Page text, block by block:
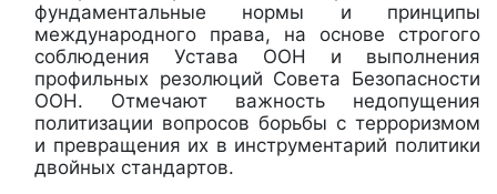
фундаментальные нормы и принципы
международного права, на основе строгого
соблюдения Устава ООН и выполнения
профильных резолюций Совета Безопасности
ООН. Отмечают важность недопущения
политизации вопросов борьбы с терроризмом
и превращения их в инструментарий политики
двойных стандартов.